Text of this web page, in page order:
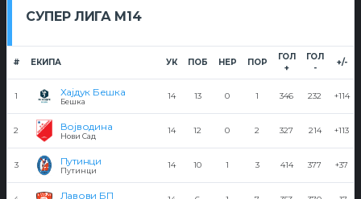
СУПЕР ЛИГА М14
# ЕКИПА УК ПОБ НЕР ПОР
ГОЛ
+
ГОЛ
-
+/-
1 Хајдук Бешка
Бешка
14 13 0 1 346 232 +114
2 Војводина
Нови Сад
14 12 0 2 327 214 +113
3 Путинци
Путинци
14 10 1 3 414 377 +37
Лавови БП